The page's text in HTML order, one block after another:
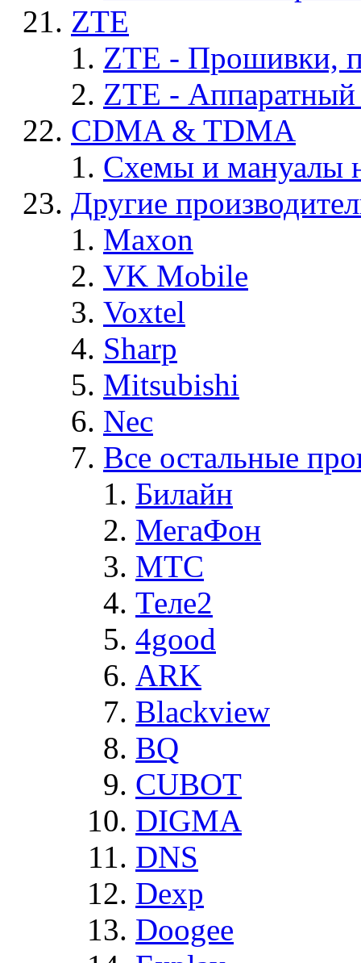
ZTE
ZTE - Прошивки,
ZTE -
CDMA & TDMA
Схемы и мануалы
Другие
Maxon
VK Mobile
Voxtel
Sharp
Mitsubishi
Nec
Все остальные
Билайн
МегаФон
MTC
Теле2
4good
ARK
Blackview
BQ
CUBOT
DIGMA
DNS
Dexp
Doogee